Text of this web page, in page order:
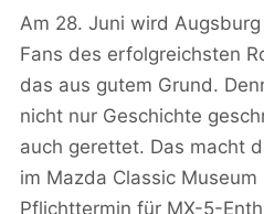
Am 28. Juni wird
Fans des erfolgreichsten
das aus gutem Grund.
nicht nur Geschichte
auch gerettet. Das macht
im Mazda Classic
Pflichttermin für MX-5-